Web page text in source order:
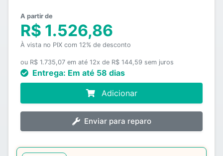
A partir de
R$ 1.526,86
À vista no PIX com 12% de desconto
ou R$ 1.735,07 em até 12x de R$ 144,59 sem juros
Entrega: Em até 58 dias
Adicionar
Enviar para reparo